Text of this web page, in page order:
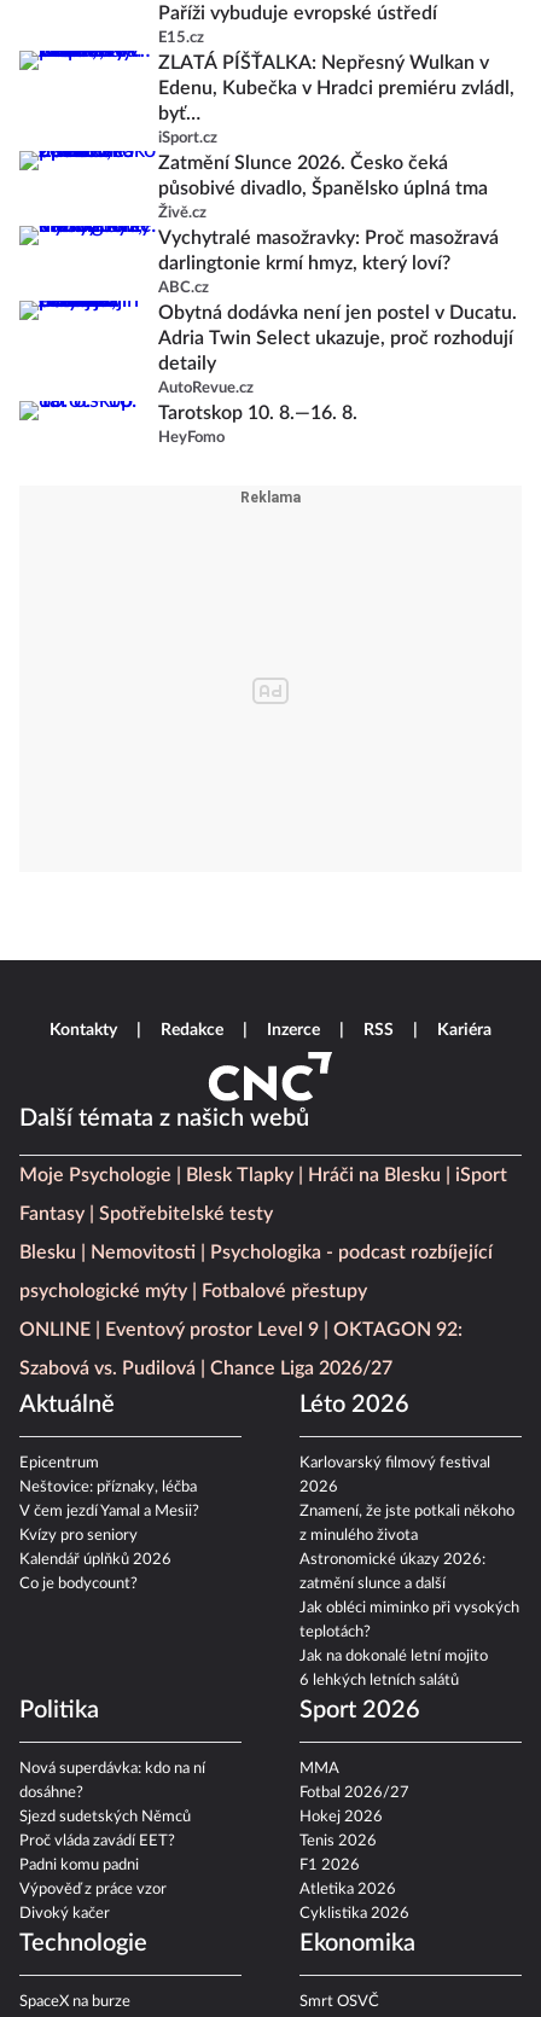
Paříži vybuduje evropské ústředí
E15.cz
ZLATÁ PÍŠŤALKA: Nepřesný Wulkan v
Edenu, Kubečka v Hradci premiéru zvládl,
byť…
iSport.cz
Zatmění Slunce 2026. Česko čeká
působivé divadlo, Španělsko úplná tma
Živě.cz
Vychytralé masožravky: Proč masožravá
darlingtonie krmí hmyz, který loví?
ABC.cz
Obytná dodávka není jen postel v Ducatu.
Adria Twin Select ukazuje, proč rozhodují
detaily
AutoRevue.cz
Tarotskop 10. 8.—16. 8.
HeyFomo
Další témata z našich webů
Moje Psychologie Blesk Tlapky Hráči na Blesku
iSport
Fantasy
Spotřebitelské testy
Blesku
Nemovitosti
Psychologika - podcast rozbíjející
psychologické mýty
Fotbalové přestupy
ONLINE
Eventový prostor Level 9
OKTAGON 92:
Szabová vs. Pudilová
Chance Liga 2026/27
Aktuálně
Epicentrum
Neštovice: příznaky, léčba
V čem jezdí Yamal a Mesii?
Kvízy pro seniory
Kalendář úplňků 2026
Co je bodycount?
Léto 2026
Karlovarský filmový festival
2026
Znamení, že jste potkali někoho
z minulého života
Astronomické úkazy 2026:
zatmění slunce a další
Jak obléci miminko při vysokých
teplotách?
Jak na dokonalé letní mojito
6 lehkých letních salátů
Politika
Nová superdávka: kdo na ní
dosáhne?
Sjezd sudetských Němců
Proč vláda zavádí EET?
Padni komu padni
Výpověď z práce vzor
Divoký kačer
Sport 2026
MMA
Fotbal 2026/27
Hokej 2026
Tenis 2026
F1 2026
Atletika 2026
Cyklistika 2026
Technologie
SpaceX na burze
Ekonomika
Smrt OSVČ
Kontakty Redakce Inzerce RSS Kariéra